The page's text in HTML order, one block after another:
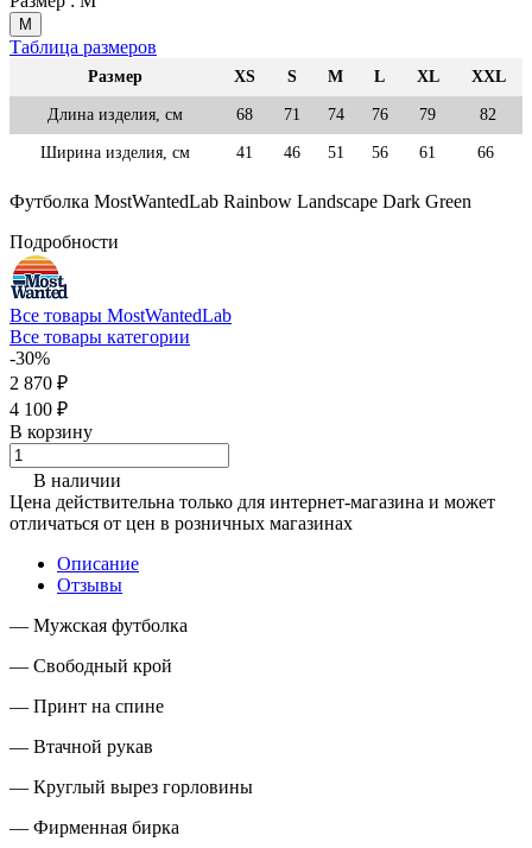
M
Таблица размеров
Размер XS S M L XL XXL
Длина изделия, см 68 71 74 76 79 82
Ширина изделия, см 41 46 51 56 61 66
Футболка MostWantedLab Rainbow Landscape Dark Green
Подробности
Все товары MostWantedLab
Все товары категории
-30%
2 870 ₽
4 100 ₽
В корзину
В наличии
Цена действительна только для интернет-магазина и может
отличаться от цен в розничных магазинах
Описание
Отзывы
— Мужская футболка
— Свободный крой
— Принт на спине
— Втачной рукав
— Круглый вырез горловины
— Фирменная бирка